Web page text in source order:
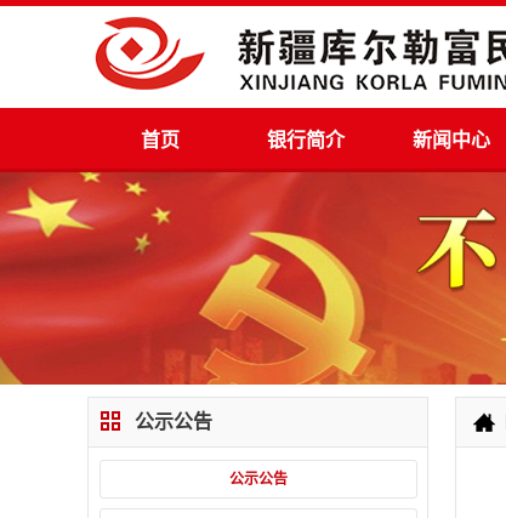
首页 银行简介 新闻中心
公示公告
公示公告